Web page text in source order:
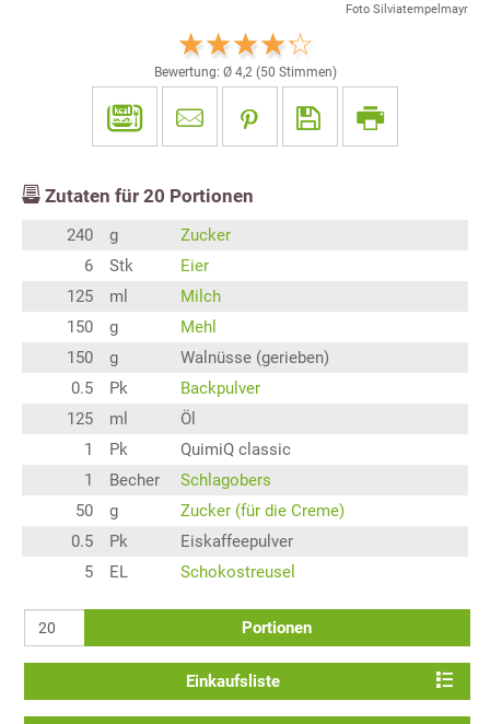
Foto Silviatempelmayr
Bewertung: Ø 4,2(50 Stimmen)
Zutaten für 20 Portionen
240 g
Zucker
6
Stk
Eier
125
ml
Milch
150
g
Mehl
150
g
Walnüsse (gerieben)
0.5
Pk
Backpulver
125
ml
Öl
1
Pk
QuimiQ classic
1
Becher
Schlagobers
50
g
Zucker (für die Creme)
0.5
Pk
Eiskaffeepulver
5
EL Schokostreusel
Portionen
Einkaufsliste